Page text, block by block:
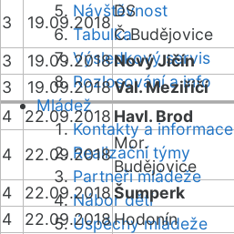
Návštěvnost
Tabulka
Výsledkový servis
Rozlosování a info
Mládež
Kontakty a informace
Realizační týmy
Partneři mládeže
Nábor dětí
Úspěchy mládeže
3
19.09.2018
DS
Č.Budějovice
3
19.09.2018Nový Jičín
3
19.09.2018Val. Meziříčí
4
22.09.2018 Havl. Brod
4
22.09.2018
Mor.
Budějovice
4
22.09.2018Šumperk
4
22.09.2018Hodonín